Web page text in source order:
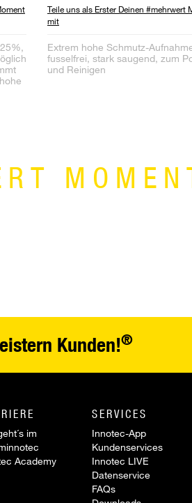
Teile uns als Erster Deinen #mehrwert
mit
Extrem hohe Schmutz-
fusselfrei, stark saugend, zum
und Reinigen
Kunden!®
im
Academy
SERVICES
Innotec-App
Kundenservices
Innotec LIVE
Datenservice
FAQs